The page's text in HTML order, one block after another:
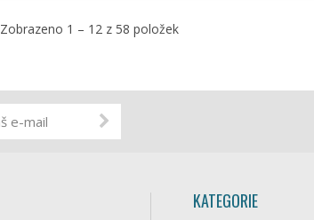
Zobrazeno 1 – 12 z 58 položek
KATEGORIE